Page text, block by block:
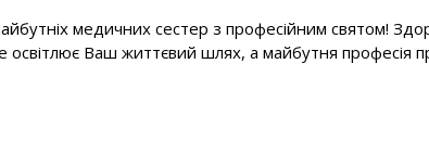
медичних сестер з професійним святом!
освітлює Ваш життєвий шлях, а майбутня професія